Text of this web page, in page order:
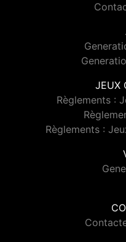
JEUX
Règlements :
Règlements :